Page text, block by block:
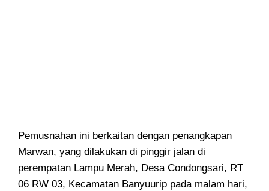
Pemusnahan ini berkaitan dengan penangkapan
Marwan, yang dilakukan di pinggir jalan di
perempatan Lampu Merah, Desa Condongsari, RT
06 RW 03, Kecamatan Banyuurip pada malam hari,